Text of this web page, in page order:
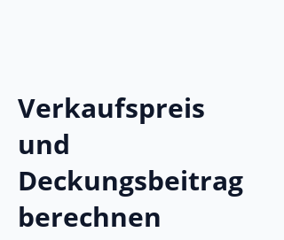
Verkaufspreis
und
Deckungsbeitrag
berechnen